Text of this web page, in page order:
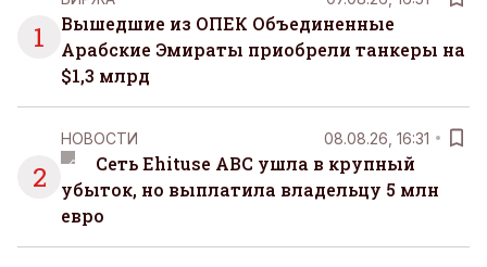
1
Вышедшие из ОПЕК Объединенные
Арабские Эмираты приобрели танкеры на
$1,3 млрд
2
НОВОСТИ 08.08.26, 16:31
Сеть Ehituse ABC ушла в крупный
убыток, но выплатила владельцу 5 млн
евро